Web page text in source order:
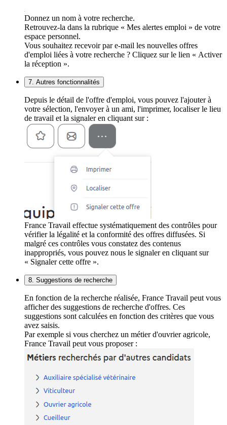
Donnez un nom à votre recherche.
Retrouvez-la dans la rubrique « Mes alertes emploi » de votre
espace personnel.
Vous souhaitez recevoir par e-mail les nouvelles offres
d'emploi liées à votre recherche ? Cliquez sur le lien « Activer
la réception ».
7. Autres fonctionnalités
Depuis le détail de l'offre d'emploi, vous pouvez l'ajouter à
votre sélection, l'envoyer à un ami, l'imprimer, localiser le lieu
de travail et la signaler en cliquant sur :
France Travail effectue systématiquement des contrôles pour
vérifier la légalité et la conformité des offres diffusées. Si
malgré ces contrôles vous constatez des contenus
inappropriés, vous pouvez nous le signaler en cliquant sur
« Signaler cette offre ».
8. Suggestions de recherche
En fonction de la recherche réalisée, France Travail peut vous
afficher des suggestions de recherche d'offres. Ces
suggestions sont calculées en fonction des critères que vous
avez saisis.
Par exemple si vous cherchez un métier d'ouvrier agricole,
France Travail peut vous proposer :